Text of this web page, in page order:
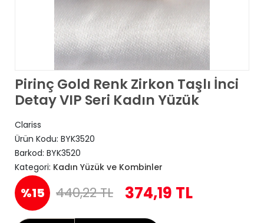
Pirinç Gold Renk Zirkon Taşlı İnci
Detay VIP Seri Kadın Yüzük
Clariss
Ürün Kodu: BYK3520
Barkod: BYK3520
Kategori: Kadın Yüzük ve Kombinler
%15 440,22 TL 374,19 TL